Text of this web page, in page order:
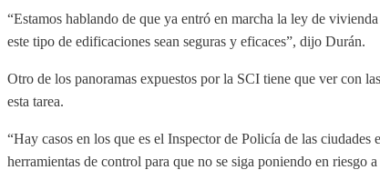
“Estamos hablando de que ya entró en marcha la ley de
este tipo de edificaciones sean seguras y eficaces”, dijo Durán.
Otro de los panoramas expuestos por la SCI tiene que ver con
esta tarea.
“Hay casos en los que es el Inspector de Policía de las
herramientas de control para que no se siga poniendo en riesgo